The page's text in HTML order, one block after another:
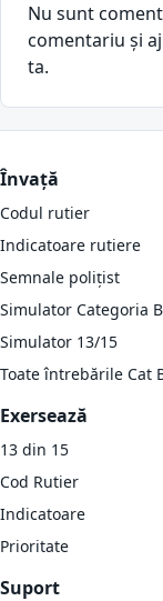
Nu sunt
comentariu și
ta.
Învață
Codul rutier
Indicatoare rutiere
Semnale polițist
Simulator Categoria B
Simulator 13/15
Toate întrebările Cat
Exersează
13 din 15
Cod Rutier
Indicatoare
Prioritate
Suport